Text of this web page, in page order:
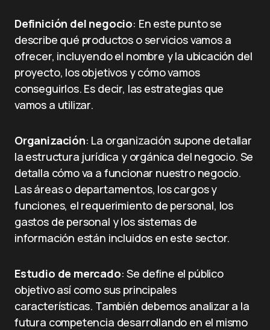
Definición del negocio: En este punto se
describe qué productos o servicios vamos a
ofrecer, incluyendo el nombre y la ubicación del
proyecto, los objetivos y cómo vamos
conseguirlos. Es decir, las estrategias que
vamos a utilizar.
Organización: La organización supone detallar
la estructura jurídica y orgánica del negocio. Se
detalla cómo va a funcionar nuestro negocio.
Las áreas o departamentos, los cargos y
funciones, el requerimiento de personal, los
gastos de personal y los sistemas de
información están incluidos en este sector.
Estudio de mercado: Se define el público
objetivo así como sus principales
características. También debemos analizar a la
futura competencia desarrollando en el mismo